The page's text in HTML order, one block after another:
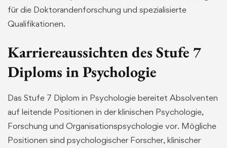
für die Doktorandenforschung und spezialisierte
Qualifikationen.
Karriereaussichten des Stufe 7
Diploms in Psychologie
Das Stufe 7 Diplom in Psychologie bereitet Absolventen
auf leitende Positionen in der klinischen Psychologie,
Forschung und Organisationspsychologie vor. Mögliche
Positionen sind psychologischer Forscher, klinischer